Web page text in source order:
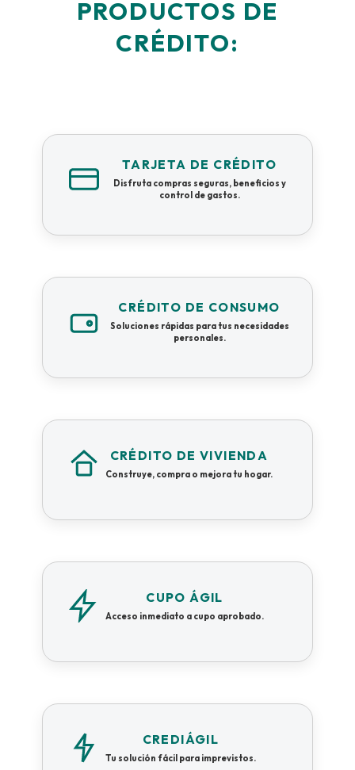
PRODUCTOS DE
CRÉDITO:
TARJETA DE CRÉDITO
Disfruta compras seguras, beneficios y
control de gastos.
CRÉDITO DE CONSUMO
Soluciones rápidas para tus necesidades
personales.
CRÉDITO DE VIVIENDA
Construye, compra o mejora tu hogar.
CUPO ÁGIL
Acceso inmediato a cupo aprobado.
CREDIÁGIL
Tu solución fácil para imprevistos.